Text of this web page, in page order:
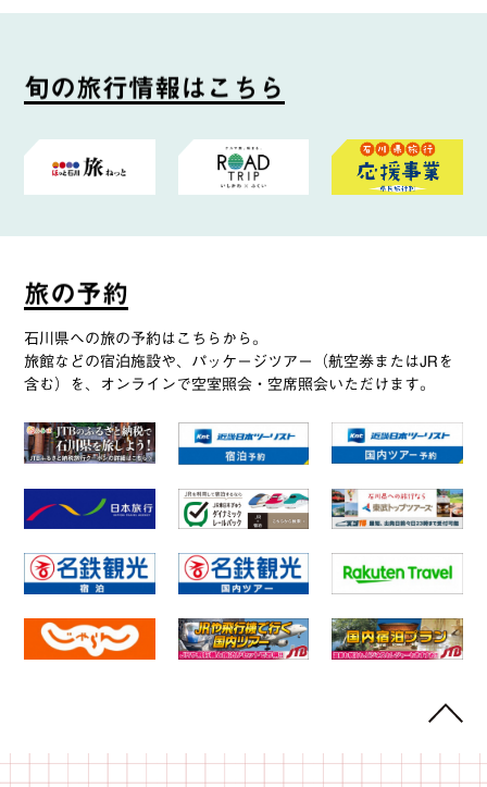
旬の旅行情報は こ ち ら
旅の予約
石川県への旅の予約はこちらから。
旅館などの宿泊施設や、パッケージツアー（航空券またはJRを
含む）を、オンラインで空室照会・空席照会いただけます。